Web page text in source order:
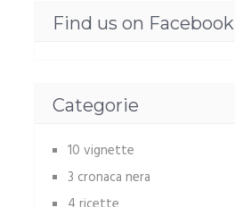
Find us on Facebook
Categorie
10 vignette
3 cronaca nera